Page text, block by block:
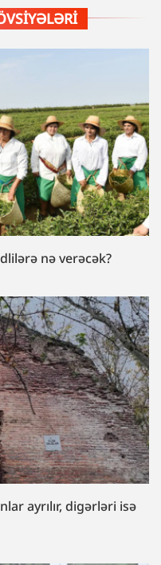
nə verəcək?
ayrılır, digərləri isə